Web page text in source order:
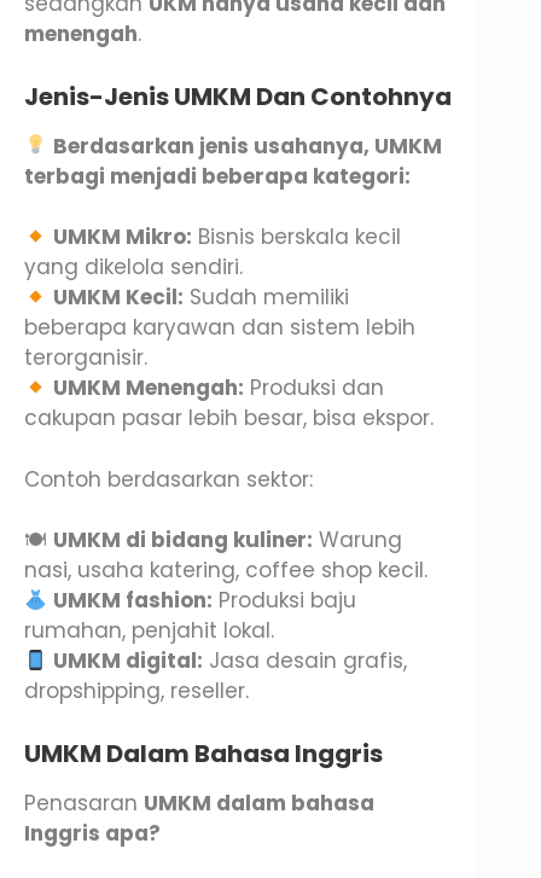
menengah.
Jenis-Jenis UMKM Dan Contohnya
Berdasarkan jenis usahanya, UMKM
terbagi menjadi beberapa kategori:
UMKM Mikro: Bisnis berskala kecil
yang dikelola sendiri.
UMKM Kecil: Sudah memiliki
beberapa karyawan dan sistem lebih
terorganisir.
UMKM Menengah: Produksi dan
cakupan pasar lebih besar, bisa ekspor.
Contoh berdasarkan sektor:
🍽 UMKM di bidang kuliner: Warung
nasi, usaha katering, coffee shop kecil.
UMKM fashion: Produksi baju
rumahan, penjahit lokal.
UMKM digital: Jasa desain grafis,
dropshipping, reseller.
UMKM Dalam Bahasa Inggris
Penasaran UMKM dalam bahasa
Inggris apa?